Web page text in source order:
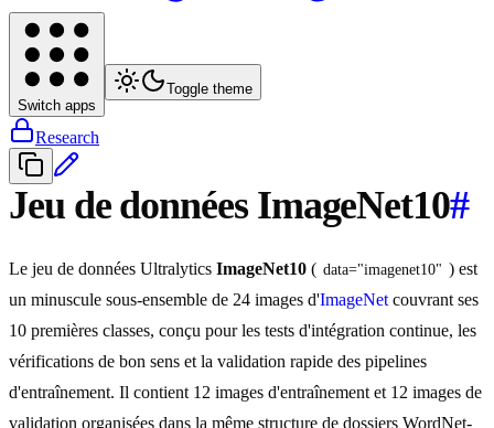
Switch apps
Toggle theme
Research
Jeu de données ImageNet10#
Le jeu de données Ultralytics ImageNet10 ( data="imagenet10" ) est
un minuscule sous-ensemble de 24 images d'ImageNet couvrant ses
10 premières classes, conçu pour les tests d'intégration continue, les
vérifications de bon sens et la validation rapide des pipelines
d'entraînement. Il contient 12 images d'entraînement et 12 images de
validation organisées dans la même structure de dossiers WordNet-